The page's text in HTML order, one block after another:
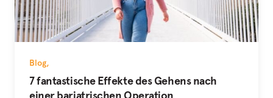
Blog,
7 fantastische Effekte des Gehens nach
einer bariatrischen Operation